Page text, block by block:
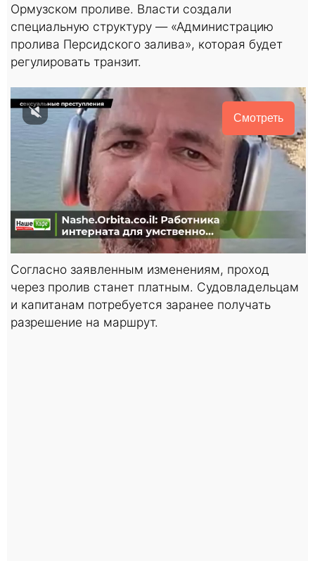
Ормузском проливе. Власти создали
специальную структуру — «Администрацию
пролива Персидского залива», которая будет
регулировать транзит.
Смотреть
Согласно заявленным изменениям, проход
через пролив станет платным. Судовладельцам
и капитанам потребуется заранее получать
разрешение на маршрут.